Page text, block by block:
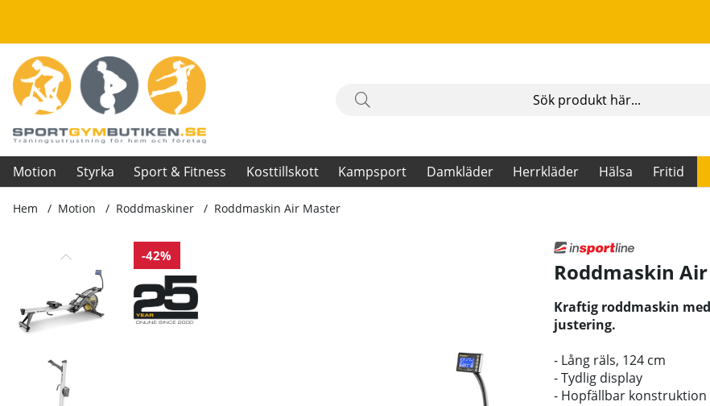
Motion Styrka Sport & Fitness Kosttillskott Kampsport Damkläder Herrkläder Hälsa Fritid
Hem Motion Roddmaskiner Roddmaskin Air Master
-42%
Produktbilder Roddmaskin Air Master
Roddmaskin
Kraftig roddmaskin
justering.
- Lång räls, 124 cm
- Tydlig display
- Hopfällbar